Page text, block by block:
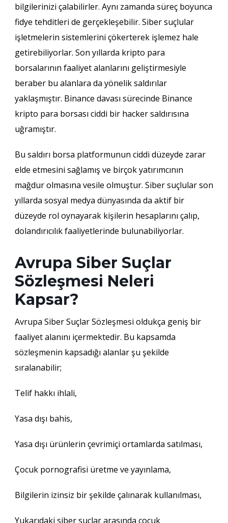
bilgilerinizi çalabilirler. Aynı zamanda süreç boyunca
fidye tehditleri de gerçekleşebilir. Siber suçlular
işletmelerin sistemlerini çökerterek işlemez hale
getirebiliyorlar. Son yıllarda kripto para
borsalarının faaliyet alanlarını geliştirmesiyle
beraber bu alanlara da yönelik saldırılar
yaklaşmıştır. Binance davası sürecinde Binance
kripto para borsası ciddi bir hacker saldırısına
uğramıştır.
Bu saldırı borsa platformunun ciddi düzeyde zarar
elde etmesini sağlamış ve birçok yatırımcının
mağdur olmasına vesile olmuştur. Siber suçlular son
yıllarda sosyal medya dünyasında da aktif bir
düzeyde rol oynayarak kişilerin hesaplarını çalıp,
dolandırıcılık faaliyetlerinde bulunabiliyorlar.
Avrupa Siber Suçlar
Sözleşmesi Neleri
Kapsar?
Avrupa Siber Suçlar Sözleşmesi oldukça geniş bir
faaliyet alanını içermektedir. Bu kapsamda
sözleşmenin kapsadığı alanlar şu şekilde
sıralanabilir;
Telif hakkı ihlali,
Yasa dışı bahis,
Yasa dışı ürünlerin çevrimiçi ortamlarda satılması,
Çocuk pornografisi üretme ve yayınlama,
Bilgilerin izinsiz bir şekilde çalınarak kullanılması,
Yukarıdaki siber suçlar arasında çocuk